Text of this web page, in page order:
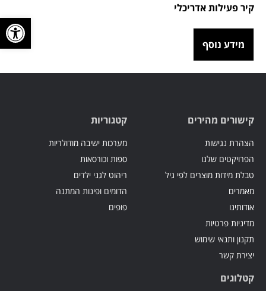
פתח
קיר פעילות אדריכלי
מידע נוסף
קישורים מהירים
הצהרת נגישות
הפרויקטים שלנו
טבלת מידות מוצרים לפי גיל
מאמרים
אודותינו
מדיניות פרטיות
תקנון ותנאי שימוש
יצירת קשר
קטגוריות
מערכות ישיבה מודולריות
ספות וכורסאות
ריהוט לגני ילדים
הדומים ופינות המתנה
פופים
קטלוגים